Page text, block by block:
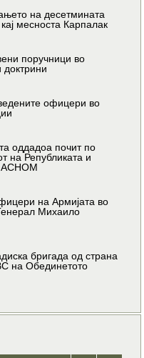
на десетмината
месноста Карпалак
поручници во
доктрини
офицери во
оддадоа почит по
на Републиката и
АСНОМ
на Армијата во
Михаило
бригада од страна
на Обединетото